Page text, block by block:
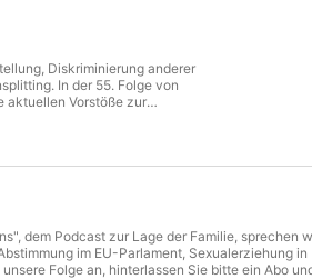
Diskriminierung anderer
In der 55. Folge von
aktuellen Vorstöße zur
auf die angekündigte
der Staat über den
Teilen Sie außerdem
dem Podcast zur Lage der Familie, sprechen
im EU-Parlament, Sexualerziehung
Folge an, hinterlassen Sie bitte ein Abo